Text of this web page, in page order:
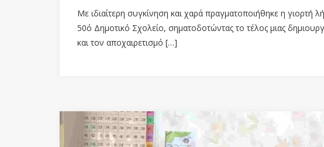
Με ιδιαίτερη συγκίνηση και χαρά πραγματοποιήθηκε η γιορτή
50ό Δημοτικό Σχολείο, σηματοδοτώντας το τέλος μιας
και τον αποχαιρετισμό […]